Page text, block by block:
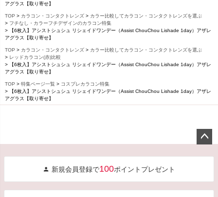
アグラス【取り寄せ】
TOP カラコン・コンタクトレンズ
カラー比較してカラコン・コンタクトレンズを選ぶ
フチなし・カラーフチデザインのカラコン特集
【6枚入】アシストシュシュ リシェイドワンデー（Assist ChouChou Lishade 1day）アザレ
アグラス【取り寄せ】
TOP カラコン・コンタクトレンズ
カラー比較してカラコン・コンタクトレンズを選ぶ
レッドカラコン(赤)比較
【6枚入】アシストシュシュ リシェイドワンデー（Assist ChouChou Lishade 1day）アザレ
アグラス【取り寄せ】
TOP 特集ページ一覧
コスプレカラコン特集
【6枚入】アシストシュシュ リシェイドワンデー（Assist ChouChou Lishade 1day）アザレ
アグラス【取り寄せ】
へ
新規会員登録で100ポイントプレゼント